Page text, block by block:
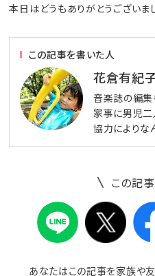
本日はどうもありがとうございま
この記事を書いた人
花倉有紀
音楽誌の編集
家事に男児
協力によりな
この記
あなたはこの記事を家族や